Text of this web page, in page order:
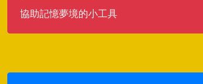
協助記憶夢境的小工具